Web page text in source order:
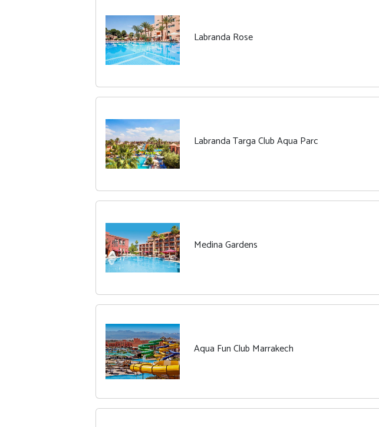
Labranda Rose
Labranda Targa Club Aqua Parc
Medina Gardens
Aqua Fun Club Marrakech